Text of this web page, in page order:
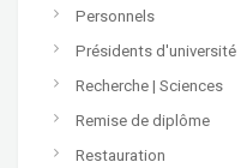
Personnels
Présidents d'université
Recherche | Sciences
Remise de diplôme
Restauration